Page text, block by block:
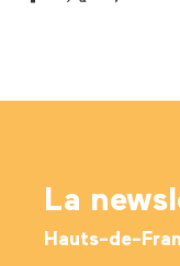
L'Espace de
Château de Créminil
La
Hauts-de-